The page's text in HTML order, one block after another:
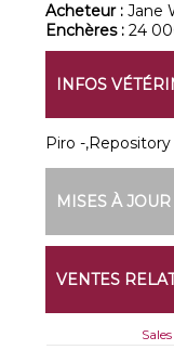
Acheteur :Jane
Enchères :24
INFOS
Piro -,Repository
MISES À JOUR
VENTES